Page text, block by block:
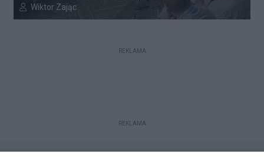
Autor artykułu:
Wiktor Zając
REKLAMA
REKLAMA